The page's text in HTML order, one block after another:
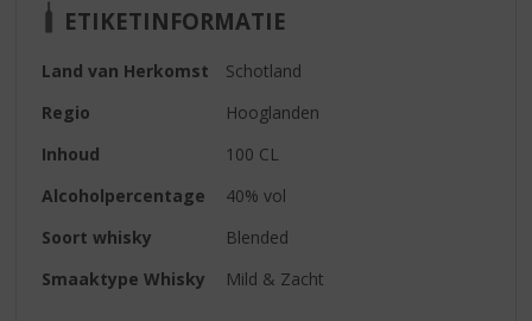
ETIKETINFORMATIE
Land van Herkomst
Schotland
Regio
Hooglanden
Inhoud
100 CL
Alcoholpercentage
40% vol
Soort whisky
Blended
Smaaktype Whisky
Mild & Zacht